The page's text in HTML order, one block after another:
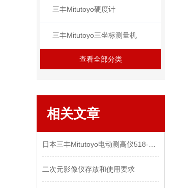
三丰Mitutoyo硬度计
三丰Mitutoyo三坐标测量机
查看全部分类
相关文章
二次元影像仪存放和使用要求